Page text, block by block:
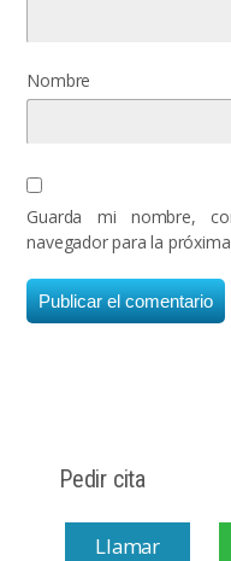
Nombre
Guarda mi nombre,
navegador para la
Pedir cita
Llamar